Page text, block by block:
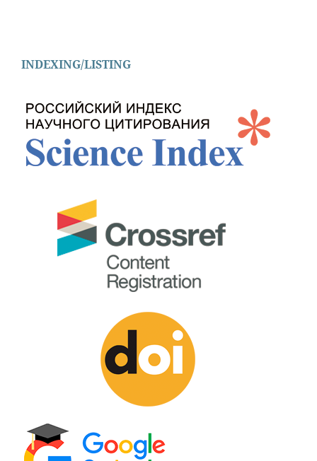
INDEXING/LISTING